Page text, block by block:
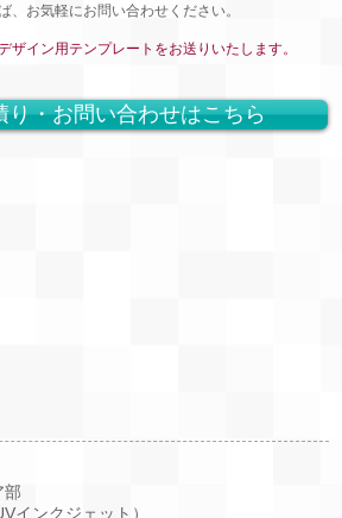
、お気軽にお問い合わせください。
ザイン用テンプレートをお送りいたします。
り・お問い合わせはこちら
クジェット）